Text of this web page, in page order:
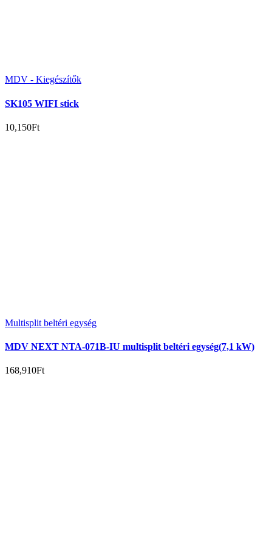
MDV - Kiegészítők
SK105 WIFI stick
10,150Ft
Multisplit beltéri egység
MDV NEXT NTA-071B-IU multisplit beltéri egység(7,1 kW)
168,910Ft